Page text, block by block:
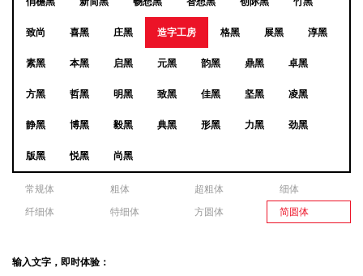
致尚 喜黑 庄黑 造字工房 格黑 展黑 淳黑
素黑 本黑 启黑 元黑 韵黑 鼎黑 卓黑
方黑 哲黑 明黑 致黑 佳黑 坚黑 凌黑
静黑 博黑 毅黑 典黑 形黑 力黑 劲黑
版黑 悦黑 尚黑
常规体 粗体 超粗体
细体
纤细体
特细体 方圆体 简圆体
输入文字，即时体验：